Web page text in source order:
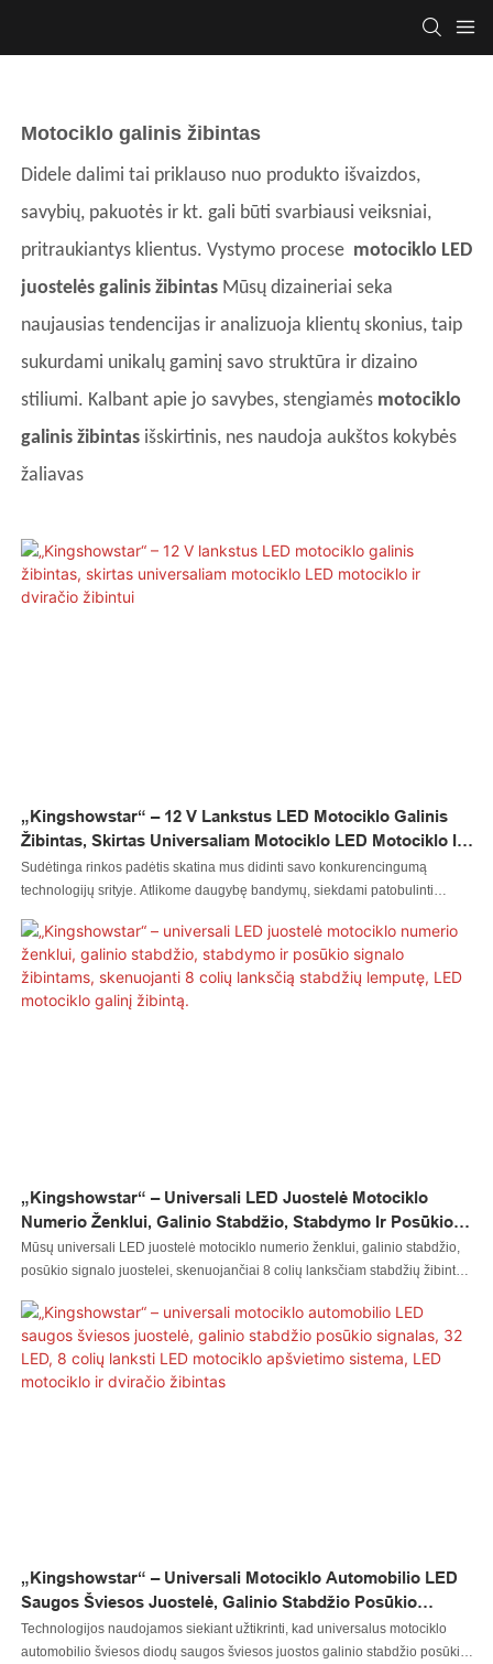
Motociklo galinis žibintas
Didele dalimi tai priklauso nuo produkto išvaizdos,
savybių, pakuotės ir kt. gali būti svarbiausi veiksniai,
pritraukiantys klientus. Vystymo procese motociklo LED
juostelės galinis žibintas Mūsų dizaineriai seka
naujausias tendencijas ir analizuoja klientų skonius, taip
sukurdami unikalų gaminį savo struktūra ir dizaino
stiliumi. Kalbant apie jo savybes, stengiamės motociklo
galinis žibintas išskirtinis, nes naudoja aukštos kokybės
žaliavas
„Kingshowstar“ – 12 V Lankstus LED Motociklo Galinis
Žibintas, Skirtas Universaliam Motociklo LED Motociklo Ir
Dviračio Žibintui
Sudėtinga rinkos padėtis skatina mus didinti savo konkurencingumą
technologijų srityje. Atlikome daugybę bandymų, siekdami patobulinti
tinka motociklų apšvietimo sistemų taikymo sričiai(-ims).
„Kingshowstar“ – Universali LED Juostelė Motociklo
Numerio Ženklui, Galinio Stabdžio, Stabdymo Ir Posūkio
Signalo Žibintams, Skenuojanti 8 Colių Lanksčią Stabdžių
Lemputę, LED Motociklo Galinį Žibintą.
Mūsų universali LED juostelė motociklo numerio ženklui, galinio stabdžio,
posūkio signalo juostelei, skenuojančiai 8 colių lanksčiam stabdžių žibintui,
rezultatas. Dėl to LED automobilio žibintas, LED uolos žibintas, LED
plaktukas, LED rato žibintas, LED priekinis žibintas, LED motociklo žibintas,
LED valties žibintas, LED laido jungtis, LED valdiklis turi daug puikių
funkcijų. Be to, jis sukurtas moksliškai ir pagrįstai. Jo vidinę struktūrą ir
„Kingshowstar“ – Universali Motociklo Automobilio LED
Saugos Šviesos Juostelė, Galinio Stabdžio Posūkio
Signalas, 32 LED, 8 Colių Lanksti LED Motociklo
Apšvietimo Sistema, LED Motociklo Ir Dviračio Žibintas
Technologijos naudojamos siekiant užtikrinti, kad universalus motociklo
automobilio šviesos diodų saugos šviesos juostos galinio stabdžio posūkio